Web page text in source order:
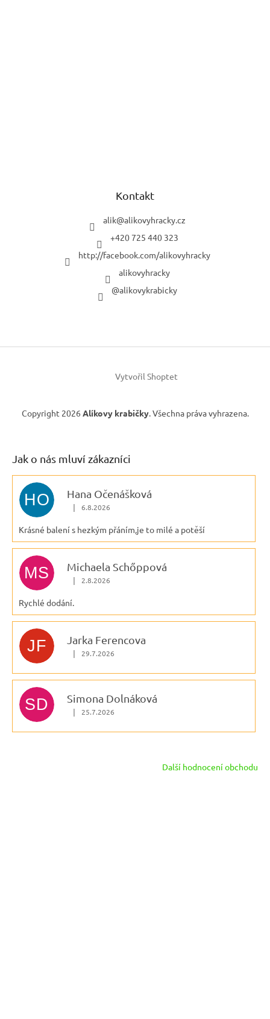
Kontakt
alik@alikovyhracky.cz
+420 725 440 323
http://facebook.com/alikovyhracky
alikovyhracky
@alikovykrabicky
Vytvořil Shoptet
Copyright 2026 Alíkovy krabičky. Všechna práva vyhrazena.
Jak o nás mluví zákazníci
HO Hana Očenášková
Hodnocení obchodu je 5 z 5 hvězdiček.
| 6.8.2026
Krásné balení s hezkým přáním,je to milé a potěší
MS Michaela Schőppová
Hodnocení obchodu je 5 z 5 hvězdiček.
| 2.8.2026
Rychlé dodání.
JF Jarka Ferencova
Hodnocení obchodu je 5 z 5 hvězdiček.
| 29.7.2026
SD Simona Dolnáková
Hodnocení obchodu je 5 z 5 hvězdiček.
| 25.7.2026
Další hodnocení obchodu